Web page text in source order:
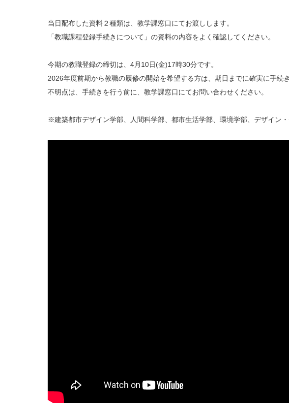
当日配布した資料２種類は、教学課窓口にてお渡しします。
「教職課程登録手続きについて」の資料の内容をよく確認してください。
今期の教職登録の締切は、4月10日(金)17時30分です。
2026年度前期から教職の履修の開始を希望する方は、期日までに確実に手続
不明点は、手続きを行う前に、教学課窓口にてお問い合わせください。
※建築都市デザイン学部、人間科学部、都市生活学部、環境学部、デザイン